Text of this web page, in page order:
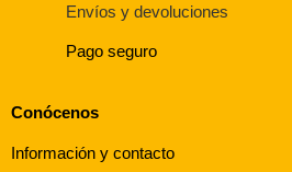
Envíos y devoluciones
Pago seguro
Conócenos
Información y contacto